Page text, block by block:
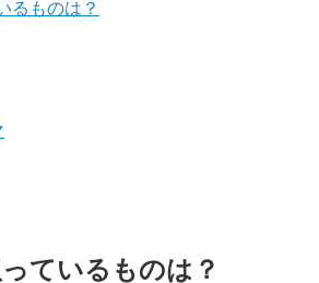
るものは？
ているものは？